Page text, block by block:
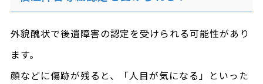
外貌醜状で後遺障害の認定を受けられる可能性があり
ます。
顔などに傷跡が残ると、「人目が気になる」といった